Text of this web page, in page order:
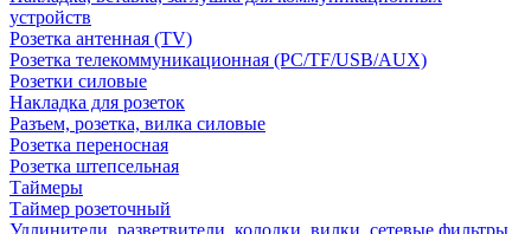
устройств
Розетка антенная (TV)
Розетка телекоммуникационная (PC/TF/USB/AUX)
Розетки силовые
Накладка для розеток
Разъем, розетка, вилка силовые
Розетка переносная
Розетка штепсельная
Таймеры
Таймер розеточный
Удлинители, разветвители, колодки, вилки, сетевые фильтры